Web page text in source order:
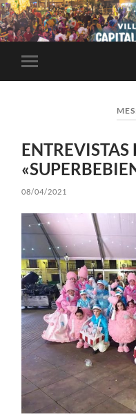
el
08/04/2021